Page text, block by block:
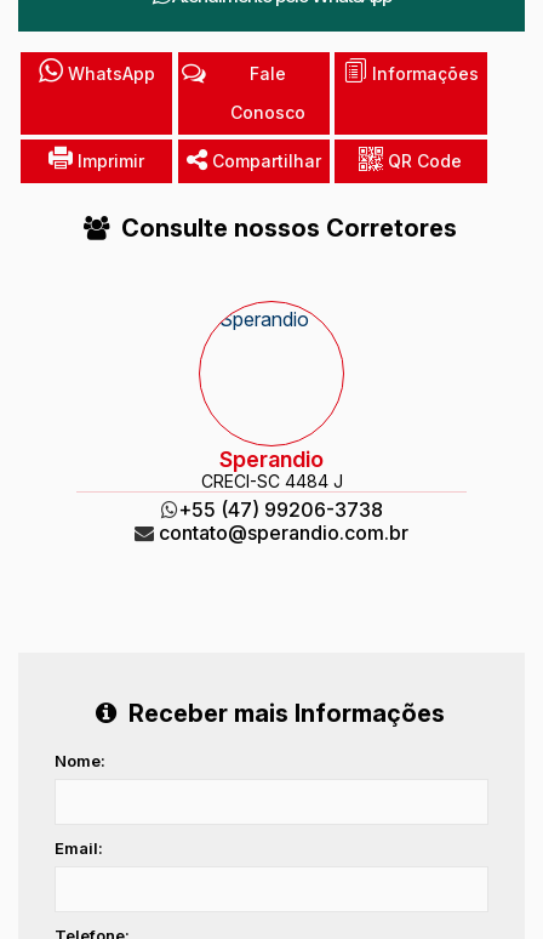
WhatsApp
Fale
Conosco
Informações
Imprimir Compartilhar QR Code
Consulte nossos Corretores
Sperandio
CRECI-SC 4484 J
+55 (47) 99206-3738
contato@sperandio.com.br
Receber mais Informações
Nome:
Email: